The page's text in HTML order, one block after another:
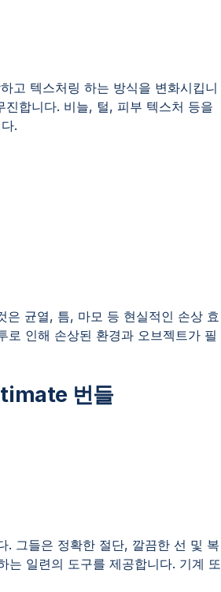
고 텍스처링 하는 방식을 변화시킵니
합니다. 비늘, 털, 피부 텍스처 등을
.
은 균열, 틈, 마모 등 현실적인 손상 효
로 인해 손상된 환경과 오브젝트가 필
번들
. 그들은 정확한 절단, 깔끔한 선 및 복
는 일련의 도구를 제공합니다. 기계 또